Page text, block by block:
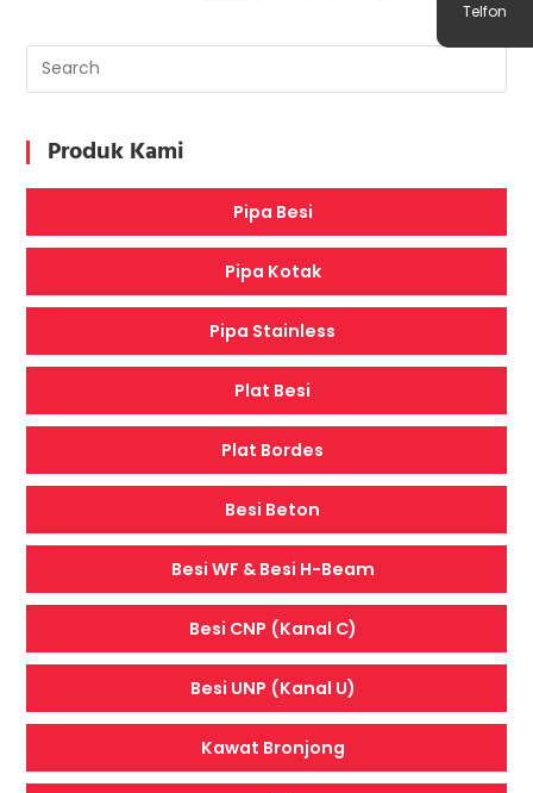
Produk Kami
Pipa Besi
Pipa Kotak
Pipa Stainless
Plat Besi
Plat Bordes
Besi Beton
Besi WF & Besi H-Beam
Besi CNP (Kanal C)
Besi UNP (Kanal U)
Kawat Bronjong
Telfon